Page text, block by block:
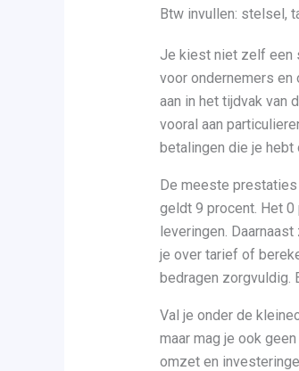
Btw invullen: stelsel,
Je kiest niet zelf een
voor ondernemers
aan in het tijdvak van
vooral aan
betalingen die je hebt
De meeste
geldt 9 procent. Het
leveringen.
je over tarief of
bedragen zorgvuldig.
Val je onder de
maar mag je ook
omzet en